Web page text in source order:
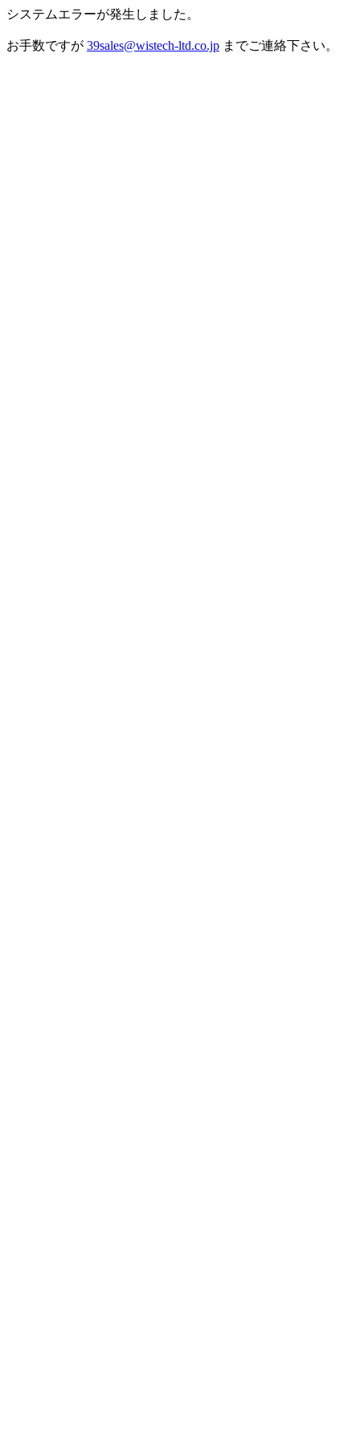
システムエラーが発生しました。
お手数ですが 39sales@wistech-ltd.co.jp までご連絡下さい。